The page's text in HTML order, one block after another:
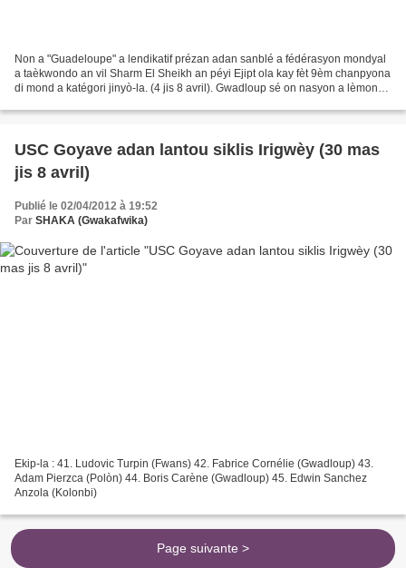
Non a "Guadeloupe" a lendikatif prézan adan sanblé a fédérasyon mondyal
a taèkwondo an vil Sharm El Sheikh an péyi Ejipt ola kay fèt 9èm chanpyona
di mond a katégori jinyò-la. (4 jis 8 avril). Gwadloup sé on nasyon a lèmond.
USC Goyave adan lantou siklis Irigwèy (30 mas
jis 8 avril)
Publié le 02/04/2012 à 19:52
Par SHAKA (Gwakafwika)
Ekip-la : 41. Ludovic Turpin (Fwans) 42. Fabrice Cornélie (Gwadloup) 43.
Adam Pierzca (Polòn) 44. Boris Carène (Gwadloup) 45. Edwin Sanchez
Anzola (Kolonbi)
Page suivante >